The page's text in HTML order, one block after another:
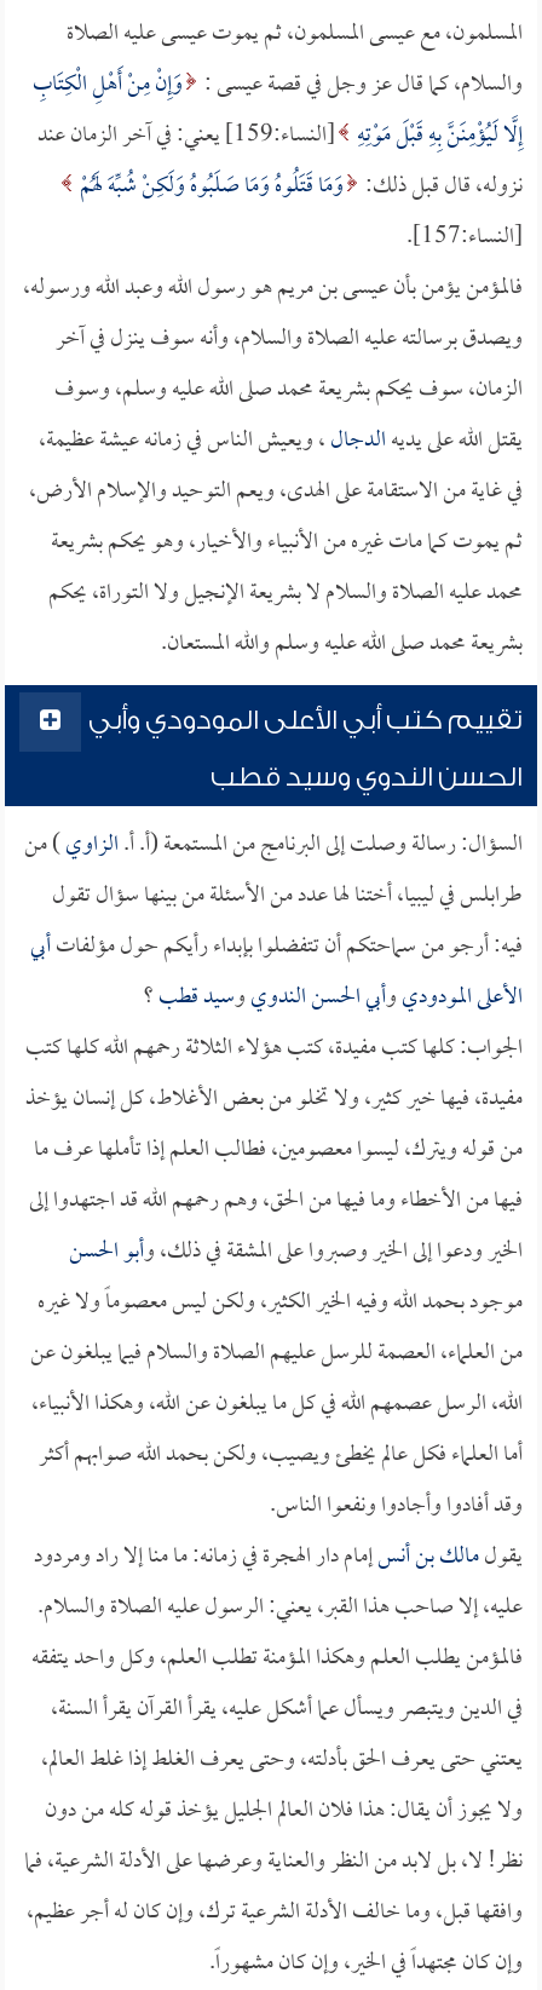
المسلمون، مع عيسى المسلمون، ثم يموت عيسى عليه الصلاة
والسلام، كما قال عز وجل في قصة عيسى : وَإِنْ مِنْ أَهْلِ الْكِتَابِ
إِلَّا لَيُؤْمِنَنَّ بِهِ قَبْلَ مَوْتِهِ
[النساء:159] يعني: في آخر الزمان عند
نزوله، قال قبل ذلك: وَمَا قَتَلُوهُ وَمَا صَلَبُوهُ وَلَكِنْ شُبِّهَ لَهُمْ
[النساء:157].
فالمؤمن يؤمن بأن عيسى بن مريم هو رسول الله وعبد الله ورسوله،
ويصدق برسالته عليه الصلاة والسلام، وأنه سوف ينزل في آخر
الزمان، سوف يحكم بشريعة محمد صلى الله عليه وسلم، وسوف
يقتل الله على يديهالدجال، ويعيش الناس في زمانه عيشة عظيمة،
في غاية من الاستقامة على الهدى، ويعم التوحيد والإسلام الأرض،
ثم يموت كما مات غيره من الأنبياء والأخيار، وهو يحكم بشريعة
محمد عليه الصلاة والسلام لا بشريعة الإنجيل ولا التوراة، يحكم
بشريعة محمد صلى الله عليه وسلم والله المستعان.
تقييم كتب أبي الأعلى المودودي وأبي
الحسن الندوي وسيد قطب
السؤال: رسالة وصلت إلى البرنامج من المستمعة (أ. أ.الزاوي) من
طرابلس في ليبيا، أختنا لها عدد من الأسئلة من بينها سؤال تقول
فيه: أرجو من سماحتكم أن تتفضلوا بإبداء رأيكم حول مؤلفاتأبي
الأعلى المودوديوأبي الحسن الندويوسيد قطب؟
الجواب: كلها كتب مفيدة، كتب هؤلاء الثلاثة رحمهم الله كلها كتب
مفيدة، فيها خير كثير، ولا تخلو من بعض الأغلاط، كل إنسان يؤخذ
من قوله ويترك، ليسوا معصومين، فطالب العلم إذا تأملها عرف ما
فيها من الأخطاء وما فيها من الحق، وهم رحمهم الله قد اجتهدوا إلى
الخير ودعوا إلى الخير وصبروا على المشقة في ذلك، وأبو الحسن
موجود بحمد الله وفيه الخير الكثير، ولكن ليس معصوماً ولا غيره
من العلماء، العصمة للرسل عليهم الصلاة والسلام فيما يبلغون عن
الله، الرسل عصمهم الله في كل ما يبلغون عن الله، وهكذا الأنبياء،
أما العلماء فكل عالم يخطئ ويصيب، ولكن بحمد الله صوابهم أكثر
وقد أفادوا وأجادوا ونفعوا الناس.
يقولمالك بن أنسإمام دار الهجرة في زمانه: ما منا إلا راد ومردود
عليه، إلا صاحب هذا القبر، يعني: الرسول عليه الصلاة والسلام.
فالمؤمن يطلب العلم وهكذا المؤمنة تطلب العلم، وكل واحد يتفقه
في الدين ويتبصر ويسأل عما أشكل عليه، يقرأ القرآن يقرأ السنة،
يعتني حتى يعرف الحق بأدلته، وحتى يعرف الغلط إذا غلط العالم،
ولا يجوز أن يقال: هذا فلان العالم الجليل يؤخذ قوله كله من دون
نظر! لا، بل لابد من النظر والعناية وعرضها على الأدلة الشرعية، فما
وافقها قبل، وما خالف الأدلة الشرعية ترك، وإن كان له أجر عظيم،
وإن كان مجتهداً في الخير، وإن كان مشهوراً.